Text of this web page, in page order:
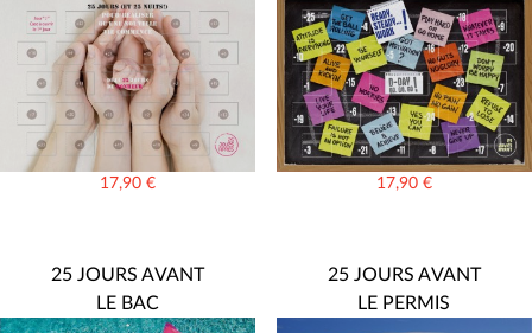
17,90€ 17,90 €
25 JOURS AVANT
LE BAC
25 JOURS AVANT
LE PERMIS